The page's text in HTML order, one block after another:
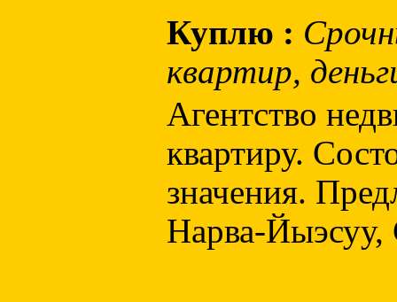
Куплю :
квартир,
Агентство
квартиру.
значения.
Нарва-Йыэсуу,